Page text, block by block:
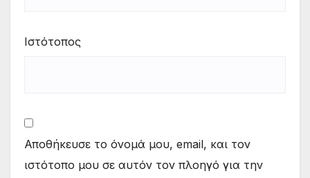
Ιστότοπος
Αποθήκευσε το όνομά μου, email, και τον
ιστότοπο μου σε αυτόν τον πλοηγό για την